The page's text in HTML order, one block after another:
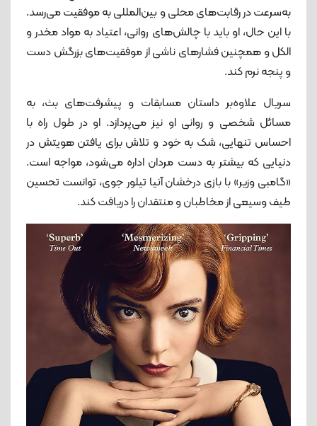
به‌سرعت در رقابت‌های محلی و بین‌المللی به موفقیت می‌رسد.
با این حال، او باید با چالش‌های روانی، اعتیاد به مواد مخدر و
الکل و همچنین فشارهای ناشی از موفقیت‌های بزرگش دست
و پنجه نرم کند.
سریال علاوه‌بر داستان مسابقات و پیشرفت‌های بث، به
مسائل شخصی و روانی او نیز می‌پردازد. او در طول راه با
احساس تنهایی، شک به خود و تلاش برای یافتن هویتش در
دنیایی که بیشتر به دست مردان اداره می‌شود، مواجه است.
«گامبی وزیر» با بازی درخشان آنیا تیلور جوی، توانست تحسین‌
طیف وسیعی از مخاطبان و منتقدان را دریافت کند.